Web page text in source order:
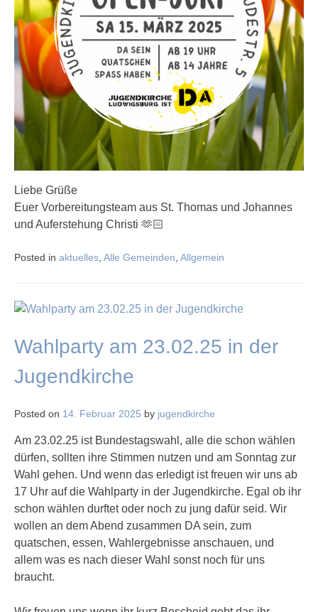
Liebe Grüße
Euer Vorbereitungsteam aus St. Thomas und Johannes
und Auferstehung Christi 🫶🏻
Posted in aktuelles Alle Gemeinden Allgemein
Wahlparty am 23.02.25 in der
Jugendkirche
Posted on 14. Februar 2025 by jugendkirche
Am 23.02.25 ist Bundestagswahl, alle die schon wählen
dürfen, sollten ihre Stimmen nutzen und am Sonntag zur
Wahl gehen. Und wenn das erledigt ist freuen wir uns ab
17 Uhr auf die Wahlparty in der Jugendkirche. Egal ob ihr
schon wählen durftet oder noch zu jung dafür seid. Wir
wollen an dem Abend zusammen DA sein, zum
quatschen, essen, Wahlergebnisse anschauen, und
allem was es nach dieser Wahl sonst noch für uns
braucht.